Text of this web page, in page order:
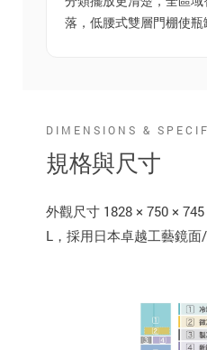
落，低腰式雙層門棚使瓶
DIMENSIONS &
規格與尺寸
外觀尺寸 1828 × 750 ×
L，採用日本卓越工藝鏡面/